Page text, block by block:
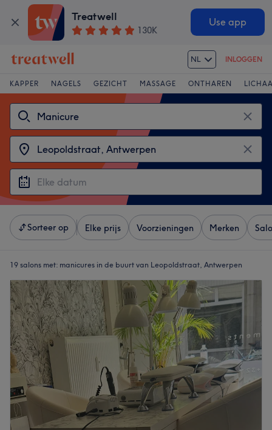
Treatwell
130K
Use app
NL INLOGGEN
KAPPER NAGELS GEZICHT MASSAGE ONTHAREN
Sorteer op Elke prijs Voorzieningen Merken
19 salons met: manicures in de buurt van Leopoldstraat, Antwerpen